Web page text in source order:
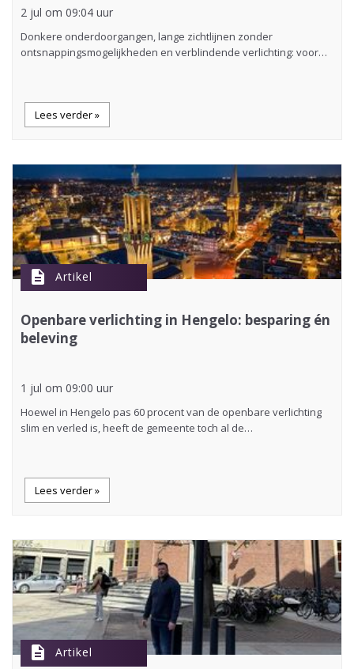
2 jul om 09:04 uur
Donkere onderdoorgangen, lange zichtlijnen zonder
ontsnappingsmogelijkheden en verblindende verlichting: voor…
Lees verder »
description Artikel
Openbare verlichting in Hengelo: besparing én
beleving
1 jul om 09:00 uur
Hoewel in Hengelo pas 60 procent van de openbare verlichting
slim en verled is, heeft de gemeente toch al de…
Lees verder »
description Artikel